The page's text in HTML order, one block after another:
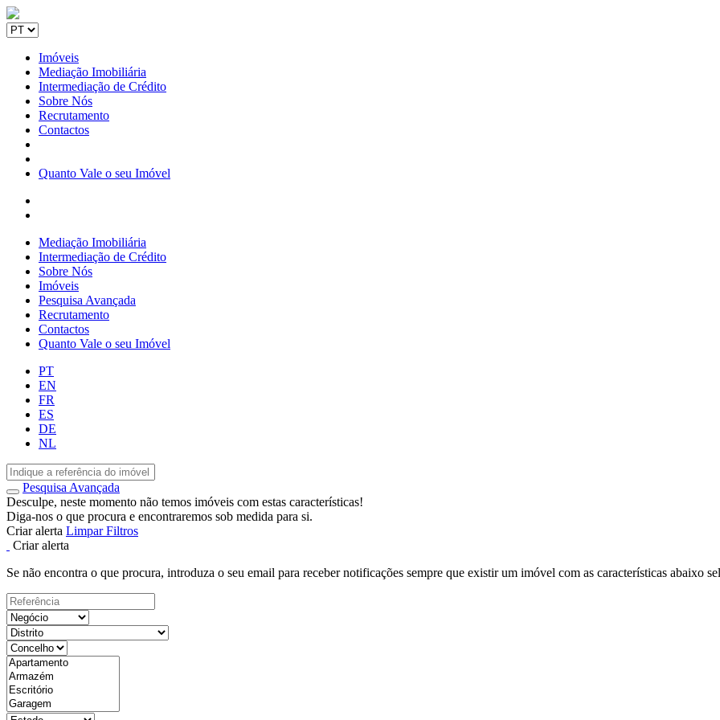
Imóveis
Mediação Imobiliária
Intermediação de Crédito
Sobre Nós
Recrutamento
Contactos
Quanto Vale o seu Imóvel
Mediação Imobiliária
Intermediação de Crédito
Sobre Nós
Imóveis
Pesquisa Avançada
Recrutamento
Contactos
Quanto Vale o seu Imóvel
PT
EN
FR
ES
DE
NL
Pesquisa Avançada
Desculpe, neste momento não temos imóveis com estas características!
Diga-nos o que procura e encontraremos sob medida para si.
Criar alerta Limpar Filtros
Criar alerta
Se não encontra o que procura, introduza o seu email para receber notificações sempre que existir um imóvel com as características abaixo